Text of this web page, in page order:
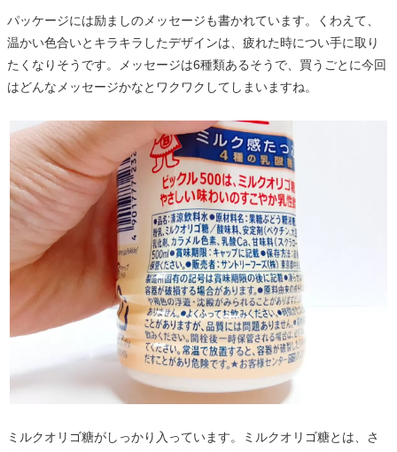
パッケージには励ましのメッセージも書かれています。くわえて、
温かい色合いとキラキラしたデザインは、疲れた時につい手に取り
たくなりそうです。メッセージは6種類あるそうで、買うごとに今回
はどんなメッセージかなとワクワクしてしまいますね。
ミルクオリゴ糖がしっかり入っています。ミルクオリゴ糖とは、さ